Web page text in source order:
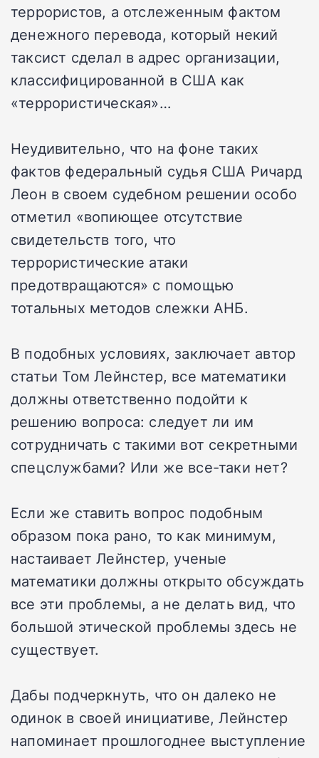
террористов, а отслеженным фактом
денежного перевода, который некий
таксист сделал в адрес организации,
классифицированной в США как
«террористическая»…
Неудивительно, что на фоне таких
фактов федеральный судья США Ричард
Леон в своем судебном решении особо
отметил «вопиющее отсутствие
свидетельств того, что
террористические атаки
предотвращаются» с помощью
тотальных методов слежки АНБ.
В подобных условиях, заключает автор
статьи Том Лейнстер, все математики
должны ответственно подойти к
решению вопроса: следует ли им
сотрудничать с такими вот секретными
спецслужбами? Или же все-таки нет?
Если же ставить вопрос подобным
образом пока рано, то как минимум,
настаивает Лейнстер, ученые
математики должны открыто обсуждать
все эти проблемы, а не делать вид, что
большой этической проблемы здесь не
существует.
Дабы подчеркнуть, что он далеко не
одинок в своей инициативе, Лейнстер
напоминает прошлогоднее выступление